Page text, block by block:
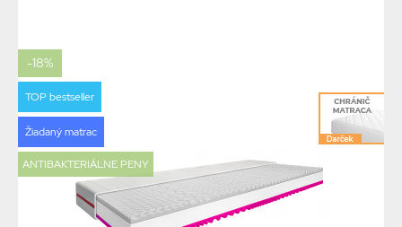
-18%
TOP bestseller
Žiadaný matrac
ANTIBAKTERIÁLNE PENY